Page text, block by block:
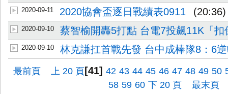
2020-09-11 2020協會盃逐日戰績表0911 (20:36)
2020-09-10 蔡智榆開轟5打點 台電7投飆11K「扣
2020-09-10 林克謙扛首戰先發 台中成棒隊8：6
最前頁 上 20 頁[41]42 43 44 45 46 47 48 49 50
58 59 60 下 20 頁 最末頁